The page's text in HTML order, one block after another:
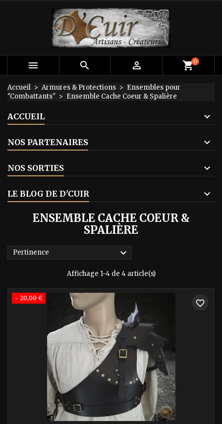
   shopping_cart0
Accueil Armures & Protections
Ensembles pour
"Combattants"
Ensemble Cache Coeur & Spalière
ACCUEIL
NOS PARTENAIRES
NOS SORTIES
LE BLOG DE D'CUIR
ENSEMBLE CACHE COEUR &
SPALIÈRE
Pertinence 
Affichage 1-4 de 4 article(s)
- 20,00 €
favorite_border
Mes listes d'envies
Créer une nouvelle liste
((modalTitle))
((confirmMessage))
((cancelText)) ((modalDeleteText))
Créer une liste d'envies
Nom de la liste d'envies
Annuler Créer une liste d'envies
Connexion
Vous devez être connecté pour ajouter des produits
à votre liste d'envies.
Annuler Connexion